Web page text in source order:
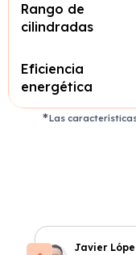
Rango de
cilindradas
Eficiencia
energética
Las
Javier